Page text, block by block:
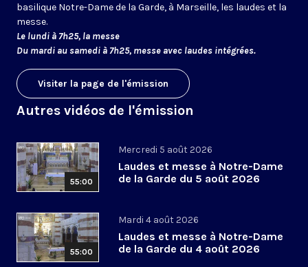
basilique Notre-Dame de la Garde, à Marseille, les laudes et la
messe.
Le lundi à 7h25, la messe
Du mardi au samedi à 7h25, messe avec laudes intégrées.
Visiter la page de l'émission
Autres vidéos de l'émission
55:00
Mercredi 5 août 2026
Laudes et messe à Notre-Dame
de la Garde du 5 août 2026
55:00
Mardi 4 août 2026
Laudes et messe à Notre-Dame
de la Garde du 4 août 2026